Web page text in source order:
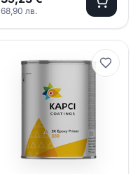
68,90 лв.